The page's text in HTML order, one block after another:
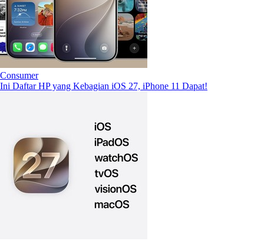
Consumer
Ini Daftar HP yang Kebagian iOS 27, iPhone 11 Dapat!